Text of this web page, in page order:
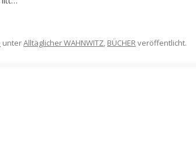
unterAlltäglicher WAHNWITZ, BÜCHERveröffentlicht.